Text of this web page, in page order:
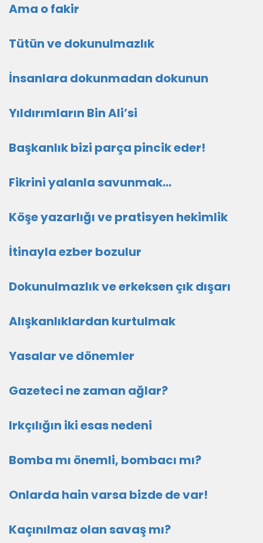
Ama o fakir
Tütün ve dokunulmazlık
İnsanlara dokunmadan dokunun
Yıldırımların Bin Ali’si
Başkanlık bizi parça pincik eder!
Fikrini yalanla savunmak…
Köşe yazarlığı ve pratisyen hekimlik
İtinayla ezber bozulur
Dokunulmazlık ve erkeksen çık dışarı
Alışkanlıklardan kurtulmak
Yasalar ve dönemler
Gazeteci ne zaman ağlar?
Irkçılığın iki esas nedeni
Bomba mı önemli, bombacı mı?
Onlarda hain varsa bizde de var!
Kaçınılmaz olan savaş mı?